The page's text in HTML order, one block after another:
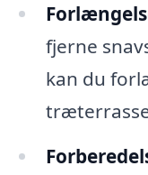
fjerne
kan du